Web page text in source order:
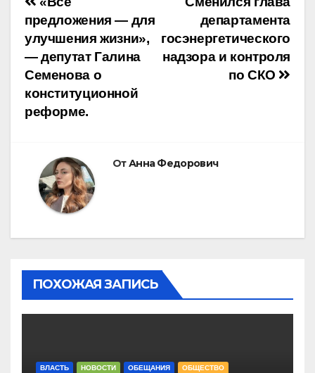
Навигация
по
записям
департамента
госэнергетического
надзора и контроля
по СКО
предложения — для
улучшения жизни»,
— депутат Галина
Семенова о
конституционной
реформе.
ОтАнна Федорович
ПОХОЖАЯ ЗАПИСЬ
ВЛАСТЬ НОВОСТИ ОБЕЩАНИЯ ОБЩЕСТВО